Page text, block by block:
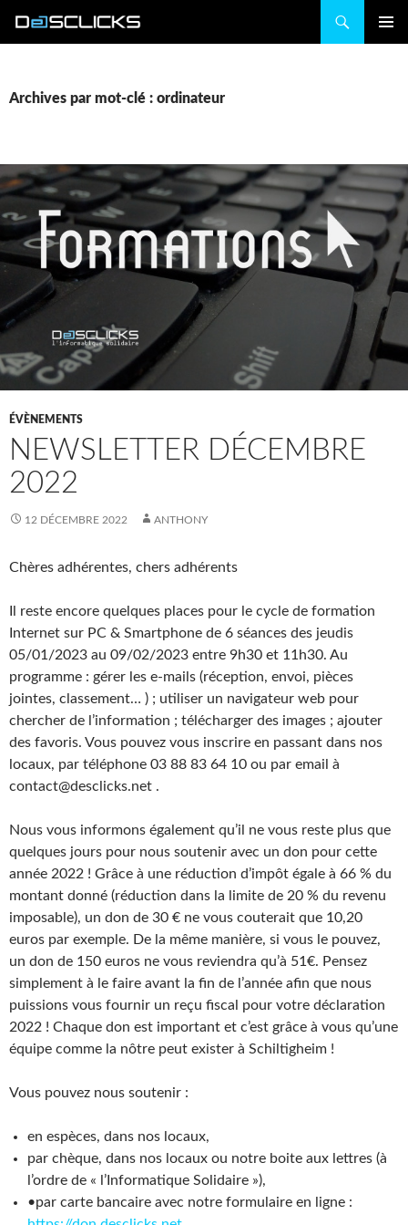
Archives par mot-clé : ordinateur
ÉVÈNEMENTS
NEWSLETTER DÉCEMBRE
2022
12 DÉCEMBRE 2022 ANTHONY
Chères adhérentes, chers adhérents
Il reste encore quelques places pour le cycle de formation
Internet sur PC & Smartphone de 6 séances des jeudis
05/01/2023 au 09/02/2023 entre 9h30 et 11h30. Au
programme : gérer les e-mails (réception, envoi, pièces
jointes, classement… ) ; utiliser un navigateur web pour
chercher de l’information ; télécharger des images ; ajouter
des favoris. Vous pouvez vous inscrire en passant dans nos
locaux, par téléphone 03 88 83 64 10 ou par email à
contact@desclicks.net .
Nous vous informons également qu’il ne vous reste plus que
quelques jours pour nous soutenir avec un don pour cette
année 2022 ! Grâce à une réduction d’impôt égale à 66 % du
montant donné (réduction dans la limite de 20 % du revenu
imposable), un don de 30 € ne vous couterait que 10,20
euros par exemple. De la même manière, si vous le pouvez,
un don de 150 euros ne vous reviendra qu’à 51€. Pensez
simplement à le faire avant la fin de l’année afin que nous
puissions vous fournir un reçu fiscal pour votre déclaration
2022 ! Chaque don est important et c’est grâce à vous qu’une
équipe comme la nôtre peut exister à Schiltigheim !
Vous pouvez nous soutenir :
en espèces, dans nos locaux,
par chèque, dans nos locaux ou notre boite aux lettres (à
l’ordre de « l’Informatique Solidaire »),
•par carte bancaire avec notre formulaire en ligne :